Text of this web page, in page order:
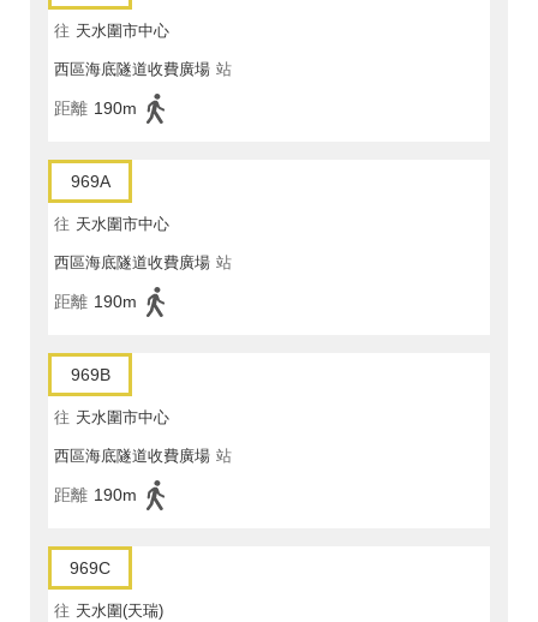
往 天水圍市中心
西區海底隧道收費廣場 站
距離 190m
969A
往 天水圍市中心
西區海底隧道收費廣場 站
距離 190m
969B
往 天水圍市中心
西區海底隧道收費廣場 站
距離 190m
969C
往 天水圍(天瑞)